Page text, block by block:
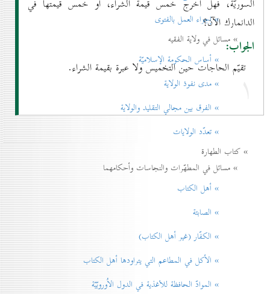
السوريّة، فهل اُخرج خمس قيمة الشراء، أو خمس قيمتها في
الدانمارك الآن؟
الجواب:
تقيّم الحاجات حين التخميس ولا عبرة بقيمة الشراء.
۱
» إجزاء العمل بالفتوی
» مسائل في ولاية الفقيه
» أساس الحكومة الإسلاميّة
» مدی نفوذ الولاية
» الفرق بين مجالي التقليد والولاية
» تعدّد الولايات
» كتاب الطهارة
» مسائل في المطهّرات والنجاسات وأحكامهما
» أهل الكتاب
» الصابئة
» الكفّار (غير أهل الكتاب)
» الأكل في المطاعم التي يتراودها أهل الكتاب
» الموادّ الحافظة للأغذية في الدول الاُوروبّيّة